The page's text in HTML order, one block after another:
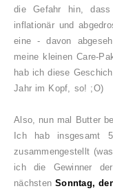
die Gefahr hin, dass
inflationär und
eine - davon
meine kleinen Care-
hab ich diese
Jahr im Kopf, so! ;O)
Also, nun mal Butter
Ich hab insgesamt
zusammengestellt
ich die Gewinner
nächstenSonntag,